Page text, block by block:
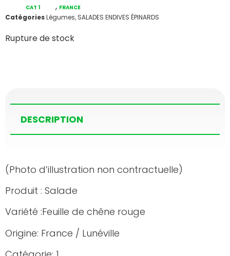
CatégoriesLégumes, SALADES ENDIVES ÉPINARDS
CAT 1 , FRANCE
Rupture de stock
DESCRIPTION
(Photo d’illustration non contractuelle)
Produit : Salade
Variété :Feuille de chêne rouge
Origine: France / Lunéville